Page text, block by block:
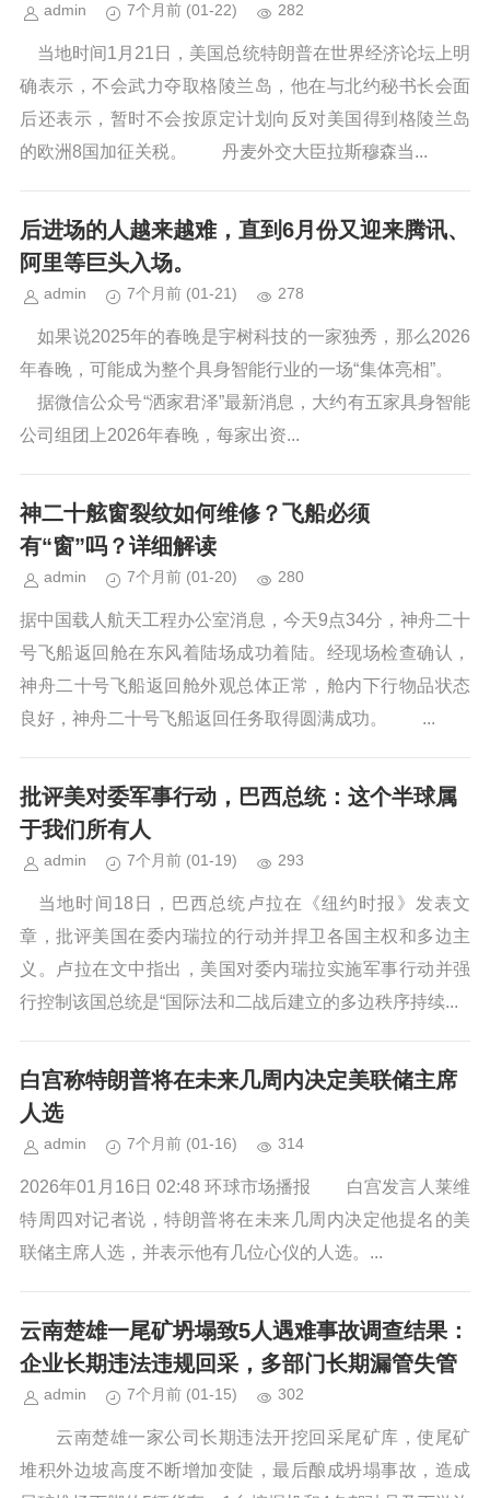
admin 7个月前 (01-22) 282
当地时间1月21日，美国总统特朗普在世界经济论坛上明
确表示，不会武力夺取格陵兰岛，他在与北约秘书长会面
后还表示，暂时不会按原定计划向反对美国得到格陵兰岛
的欧洲8国加征关税。 丹麦外交大臣拉斯穆森当...
后进场的人越来越难，直到6月份又迎来腾讯、
阿里等巨头入场。
admin 7个月前 (01-21) 278
如果说2025年的春晚是宇树科技的一家独秀，那么2026
年春晚，可能成为整个具身智能行业的一场“集体亮相”。
据微信公众号“洒家君泽”最新消息，大约有五家具身智能
公司组团上2026年春晚，每家出资...
神二十舷窗裂纹如何维修？飞船必须
有“窗”吗？详细解读
admin 7个月前 (01-20) 280
据中国载人航天工程办公室消息，今天9点34分，神舟二十
号飞船返回舱在东风着陆场成功着陆。经现场检查确认，
神舟二十号飞船返回舱外观总体正常，舱内下行物品状态
良好，神舟二十号飞船返回任务取得圆满成功。 ...
批评美对委军事行动，巴西总统：这个半球属
于我们所有人
admin 7个月前 (01-19) 293
当地时间18日，巴西总统卢拉在《纽约时报》发表文
章，批评美国在委内瑞拉的行动并捍卫各国主权和多边主
义。卢拉在文中指出，美国对委内瑞拉实施军事行动并强
行控制该国总统是“国际法和二战后建立的多边秩序持续...
白宫称特朗普将在未来几周内决定美联储主席
人选
admin 7个月前 (01-16) 314
2026年01月16日 02:48 环球市场播报 白宫发言人莱维
特周四对记者说，特朗普将在未来几周内决定他提名的美
联储主席人选，并表示他有几位心仪的人选。...
云南楚雄一尾矿坍塌致5人遇难事故调查结果：
企业长期违法违规回采，多部门长期漏管失管
admin 7个月前 (01-15) 302
云南楚雄一家公司长期违法开挖回采尾矿库，使尾矿
堆积外边坡高度不断增加变陡，最后酿成坍塌事故，造成